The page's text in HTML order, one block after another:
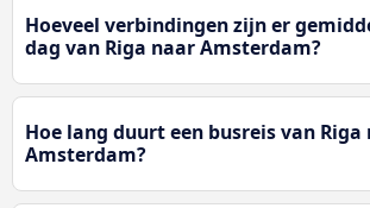
Hoeveel verbindingen zijn er
dag van Riga naar Amsterdam?
Hoe lang duurt een busreis van Riga
Amsterdam?